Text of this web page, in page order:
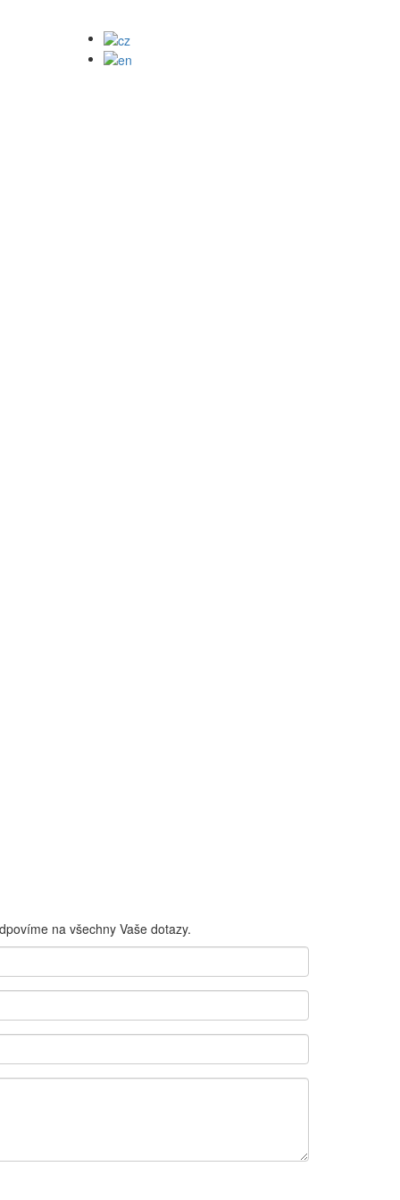
na všechny Vaše dotazy.